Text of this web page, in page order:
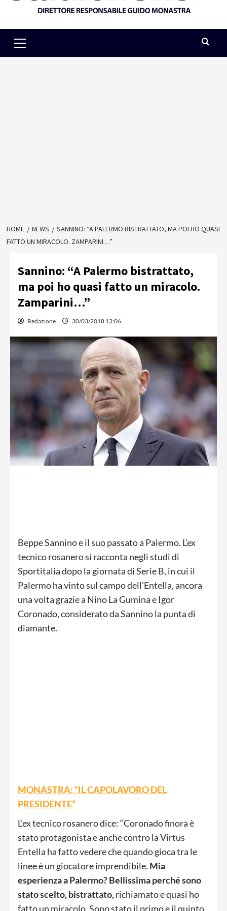
Menu
HOME NEWS
SANNINO: “A PALERMO BISTRATTATO, MA POI HO QUASI
FATTO UN MIRACOLO. ZAMPARINI…”
Sannino: “A Palermo bistrattato,
ma poi ho quasi fatto un miracolo.
Zamparini…”
Redazione 30/03/2018 13:06
Beppe Sannino e il suo passato a Palermo. L’ex
tecnico rosanero si racconta negli studi di
Sportitalia dopo la giornata di Serie B, in cui il
Palermo ha vinto sul campo dell’Entella, ancora
una volta grazie a Nino La Gumina e Igor
Coronado, considerato da Sannino la punta di
diamante.
MONASTRA: “IL CAPOLAVORO DEL
PRESIDENTE”
L’ex tecnico rosanero dice: “Coronado finora è
stato protagonista e anche contro la Virtus
Entella ha fatto vedere che quando gioca tra le
linee è un giocatore imprendibile. Mia
esperienza a Palermo? Bellissima perché sono
stato scelto, bistrattato,richiamato e quasi ho
fatto un miracolo. Sono stato il primo e il quinto